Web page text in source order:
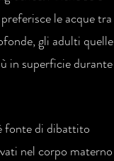
le acque tra
gli adulti quelle
in superficie durante
fonte di dibattito
nel corpo materno